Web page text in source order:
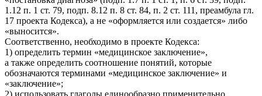
1.12 п. 1 ст. 79, подп. 8.12 п. 8 ст. 84, п. 2 ст. 111, преамбула гл.
17 проекта Кодекса), а не «оформляется или создается» либо
«выносится».
Соответственно, необходимо в проекте Кодекса:
1) определить термин «медицинское заключение»,
а также определить соотношение понятий, которые
обозначаются терминами «медицинское заключение» и
«заключение»;
2) использовать глаголы единообразно применительно